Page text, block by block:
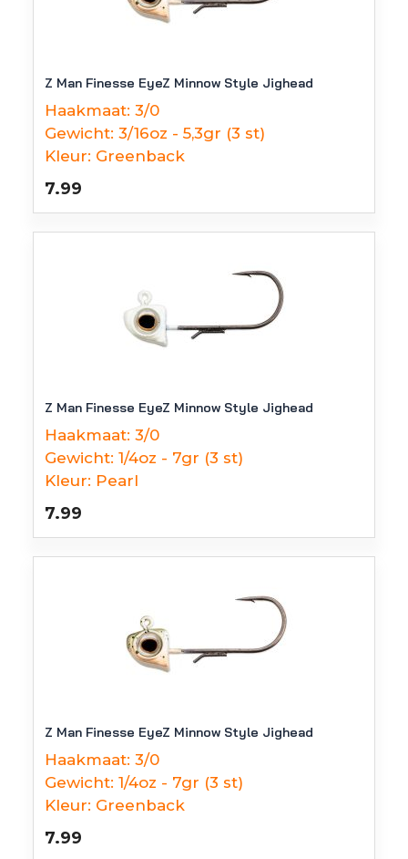
Z Man Finesse EyeZ Minnow Style Jighead
Haakmaat: 3/0
Gewicht: 3/16oz - 5,3gr (3 st)
Kleur: Greenback
7.99
Z Man Finesse EyeZ Minnow Style Jighead
Haakmaat: 3/0
Gewicht: 1/4oz - 7gr (3 st)
Kleur: Pearl
7.99
Z Man Finesse EyeZ Minnow Style Jighead
Haakmaat: 3/0
Gewicht: 1/4oz - 7gr (3 st)
Kleur: Greenback
7.99